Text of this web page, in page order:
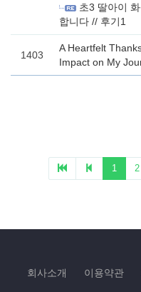
회사소개 이용약관